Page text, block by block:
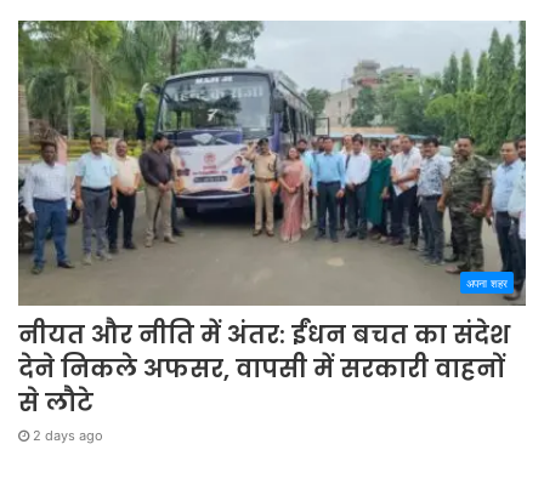
अपना शहर
नीयत और नीति में अंतर: ईंधन बचत का संदेश
देने निकले अफसर, वापसी में सरकारी वाहनों
से लौटे
2 days ago